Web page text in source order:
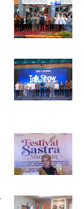
bahwa
pada bulan
rampung
akses
gedung
mengakui